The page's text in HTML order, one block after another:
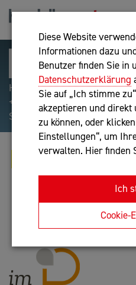
Diese Website
Informationen dazu
Benutzer finden Sie in
Datenschutzerklärung
Sie auf „Ich stimme
akzeptieren und direkt
zu können, oder
Einstellungen“, um
verwalten. Hier finden
Ich
Cookie-
Hilfreiche Suchparameter:
+webshop, Begriff
Suchbegriff: "internet of
SABINE
Anfrage